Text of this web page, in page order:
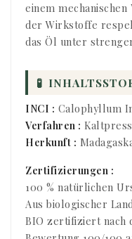
einem
der Wirkstoffe
das Öl unter
🧪
INCI : Calophyllum
Verfahren :
Herkunft :
Zertifizierungen :
100 % natürlichen
Aus biologischer
BIO zertifiziert nach